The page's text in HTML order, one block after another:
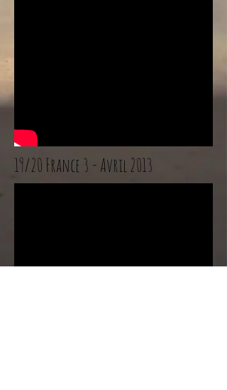
19/20 France 3 - Avril 2013